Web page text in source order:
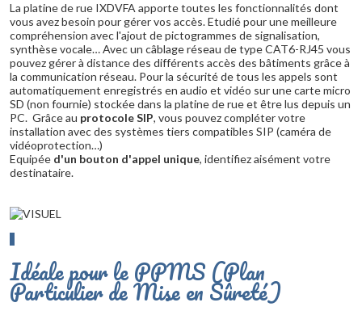
La platine de rue IXDVFA apporte toutes les fonctionnalités dont
vous avez besoin pour gérer vos accès. Etudié pour une meilleure
compréhension avec l'ajout de pictogrammes de signalisation,
synthèse vocale… Avec un câblage réseau de type CAT6-RJ45 vous
pouvez gérer à distance des différents accès des bâtiments grâce à
la communication réseau. Pour la sécurité de tous les appels sont
automatiquement enregistrés en audio et vidéo sur une carte micro
SD (non fournie) stockée dans la platine de rue et être lus depuis un
PC. Grâce au protocole SIP, vous pouvez compléter votre
installation avec des systèmes tiers compatibles SIP (caméra de
vidéoprotection…)
Equipée d'un bouton d'appel unique, identifiez aisément votre
destinataire.
Idéale pour le PPMS (Plan
Particulier de Mise en Sûreté)